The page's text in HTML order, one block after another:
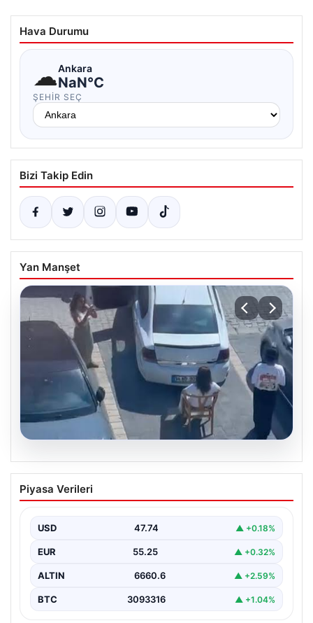
Hava Durumu
☁Ankara
NaN°C
ŞEHIR SEÇ
Bizi Takip Edin
Yan Manşet
05.08.2026
Yalova’da Kafenin Önünde Park İhlali
Komik ve Gergin Anlara Sahne Oldu
Mahallesi Ufuk Sokak'ta bulunan bir kafede çalışan…
Piyasa Verileri
USD 47.74 ▲ +0.18%
EUR 55.25 ▲ +0.32%
ALTIN 6660.6 ▲ +2.59%
BTC 3093316 ▲ +1.04%